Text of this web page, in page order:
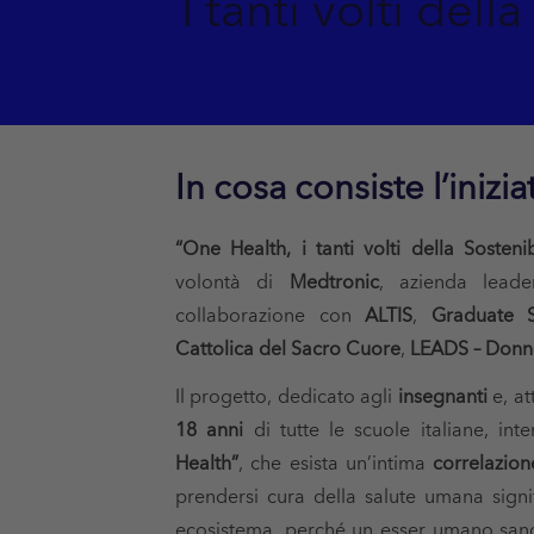
In cosa consiste
“One Health, i tanti volti della
volontà di Medtronic, azienda
collaborazione con ALTIS, Graduate
Cattolica del Sacro Cuore, LEADS –
Il progetto, dedicato agli insegnantie,
18 anni di tutte le scuole italiane,
Health”, che esista un’intima
prendersi cura della salute umana